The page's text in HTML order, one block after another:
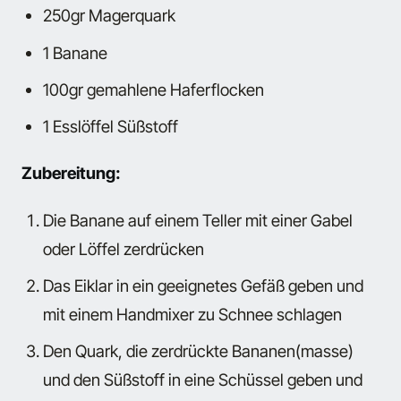
250gr Magerquark
1 Banane
100gr gemahlene Haferflocken
1 Esslöffel Süßstoff
Zubereitung:
Die Banane auf einem Teller mit einer Gabel
oder Löffel zerdrücken
Das Eiklar in ein geeignetes Gefäß geben und
mit einem Handmixer zu Schnee schlagen
Den Quark, die zerdrückte Bananen(masse)
und den Süßstoff in eine Schüssel geben und